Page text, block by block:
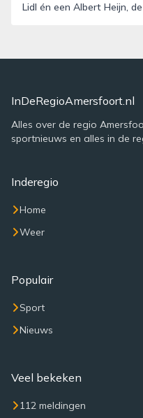
Lidl én een Albert Heijn,
InDeRegioAmersfoort.nl
Alles over de regio
sportnieuws en alles in de
Inderegio
Home
Weer
Populair
Sport
Nieuws
Veel bekeken
112 meldingen